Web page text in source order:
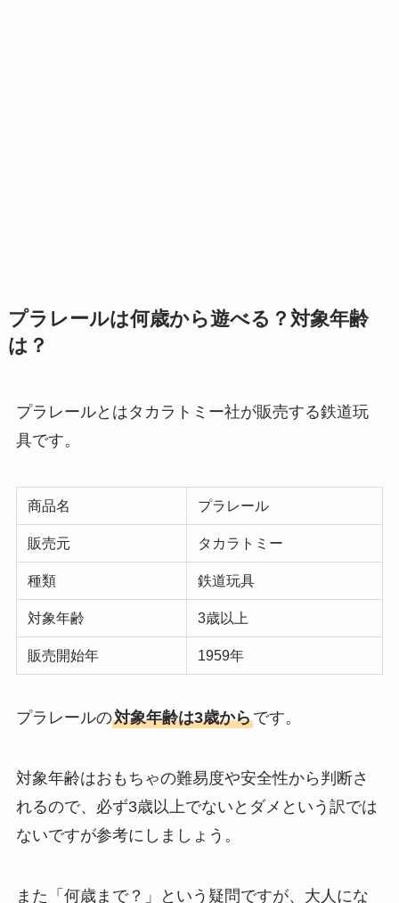
プラレールは何歳から遊べる？対象年齢
は？
プラレールとはタカラトミー社が販売する鉄道玩
具です。
商品名 プラレール
販売元 タカラトミー
種類 鉄道玩具
対象年齢 3歳以上
販売開始年 1959年
プラレールの対象年齢は3歳からです。
対象年齢はおもちゃの難易度や安全性から判断さ
れるので、必ず3歳以上でないとダメという訳では
ないですが参考にしましょう。
また「何歳まで？」という疑問ですが、大人にな